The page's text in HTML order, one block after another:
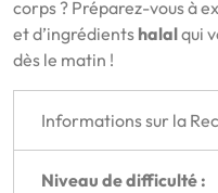
corps ? Préparez-vous à
et d’ingrédients halalqui
dès le matin !
Informations sur la
Niveau de difficulté :